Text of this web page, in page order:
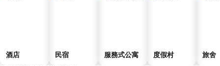
酒店 民宿 服務式公寓 度假村 旅舍